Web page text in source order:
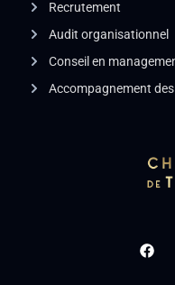
Recrutement
Audit organisationnel
Conseil en
Accompagnement